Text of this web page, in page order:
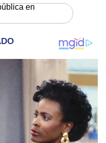
en